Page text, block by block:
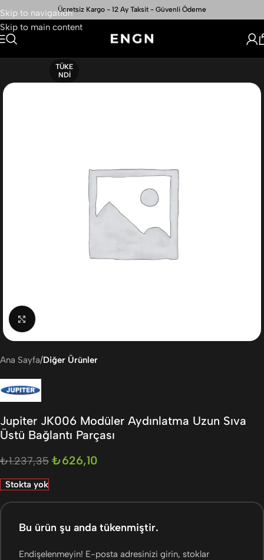
Skip to navigation
Skip to main content
Ücretsiz Kargo - 12 Ay Taksit - Güvenli Ödeme
TÜKE
NDI
Büyütmek için tıklayın
Ana Sayfa Diğer Ürünler
Jupiter JK006 Modüler Aydınlatma Uzun Sıva
Üstü Bağlantı Parçası
₺1.237,35 ₺626,10
Stokta yok
Bu ürün şu anda tükenmiştir.
Endişelenmeyin! E-posta adresinizi girin, stoklar